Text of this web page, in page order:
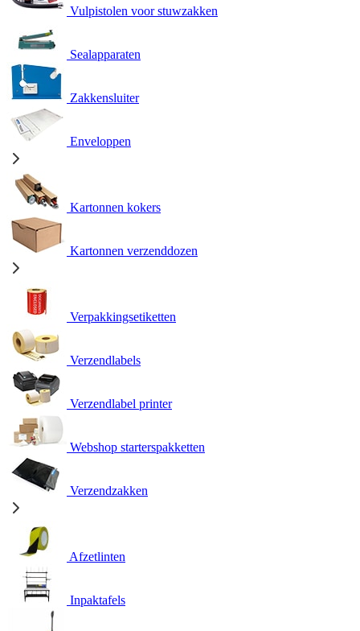
Vulpistolen voor stuwzakken
Sealapparaten
Zakkensluiter
Enveloppen
Kartonnen kokers
Kartonnen verzenddozen
Verpakkingsetiketten
Verzendlabels
Verzendlabel printer
Webshop starterspakketten
Verzendzakken
Afzetlinten
Inpaktafels